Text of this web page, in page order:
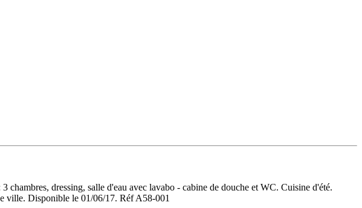
dressing, salle d'eau avec lavabo - cabine de douche et WC. Cuisine d'été.
ville. Disponible le 01/06/17. Réf A58-001